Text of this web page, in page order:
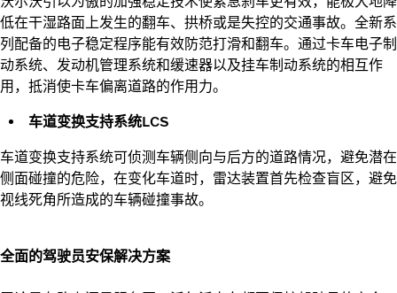
低在干湿路面上发生的翻车、拱桥或是失控的交通事故。全新系
列配备的电子稳定程序能有效防范打滑和翻车。通过卡车电子制
动系统、发动机管理系统和缓速器以及挂车制动系统的相互作
用，抵消使卡车偏离道路的作用力。
车道变换支持系统LCS
车道变换支持系统可侦测车辆侧向与后方的道路情况，避免潜在
侧面碰撞的危险，在变化车道时，雷达装置首先检查盲区，避免
视线死角所造成的车辆碰撞事故。
全面的驾驶员安保解决方案